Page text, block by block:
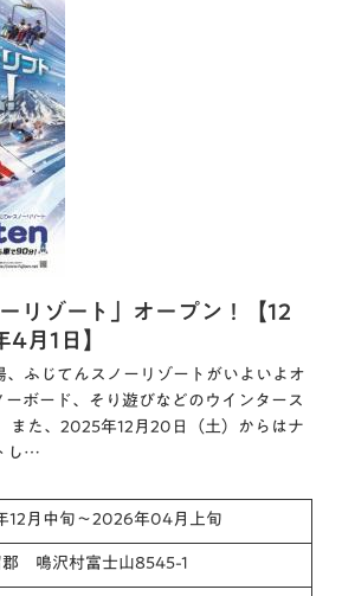
リゾート」オープン！【12
月1日】
、ふじてんスノーリゾートがいよいよオ
ボード、そり遊びなどのウインタース
また、2025年12月20日（土）からはナ
し…
12月中旬～2026年04月上旬
郡 鳴沢村富士山8545-1